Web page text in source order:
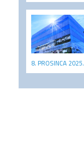
8. PROSINCA 2025.